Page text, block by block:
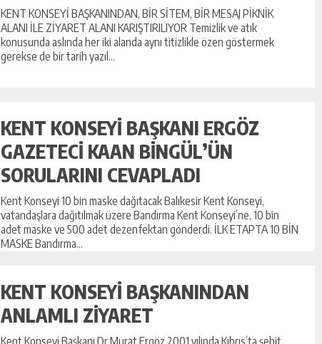
KENT KONSEYİ BAŞKANINDAN, BİR SİTEM, BİR MESAJ PİKNİK
ALANI İLE ZİYARET ALANI KARIŞTIRILIYOR Temizlik ve atık
konusunda aslında her iki alanda aynı titizlikle özen göstermek
gerekse de bir tarih yazıl...
KENT KONSEYİ BAŞKANI ERGÖZ
GAZETECİ KAAN BİNGÜL’ÜN
SORULARINI CEVAPLADI
Kent Konseyi 10 bin maske dağıtacak Balıkesir Kent Konseyi,
vatandaşlara dağıtılmak üzere Bandırma Kent Konseyi’ne, 10 bin
adet maske ve 500 adet dezenfektan gönderdi. İLK ETAPTA 10 BİN
MASKE Bandırma...
KENT KONSEYİ BAŞKANINDAN
ANLAMLI ZİYARET
Kent Konseyi Başkanı Dr.Murat Ergöz 2001 yılında Kıbrıs’ta şehit